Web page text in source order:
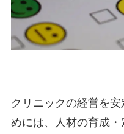
クリニックの経営を
めには、人材の育成